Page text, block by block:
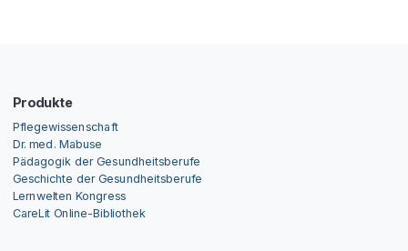
Produkte
Pflegewissenschaft
Dr. med. Mabuse
Pädagogik der Gesundheitsberufe
Geschichte der Gesundheitsberufe
Lernwelten Kongress
CareLit Online-Bibliothek